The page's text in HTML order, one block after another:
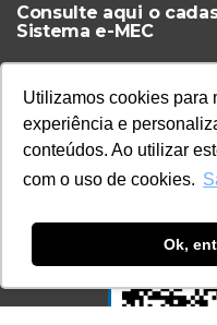
Utilizamos cookies para
experiência e
conteúdos. Ao utilizar
com o uso de cookies.
Ok,
Consulte aqui o
Sistema e-MEC